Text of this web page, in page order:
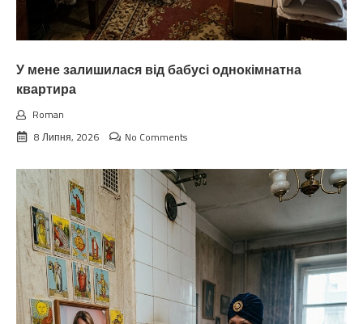
У мене залишилася від бабусі однокімнатна
квартира
Roman
8 Липня, 2026
No Comments